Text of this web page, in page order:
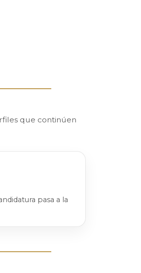
que continúen
pasa a la